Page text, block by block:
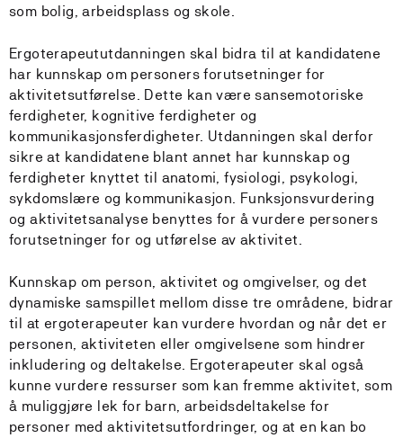
som bolig, arbeidsplass og skole.
Ergoterapeututdanningen skal bidra til at kandidatene
har kunnskap om personers forutsetninger for
aktivitetsutførelse. Dette kan være sansemotoriske
ferdigheter, kognitive ferdigheter og
kommunikasjonsferdigheter. Utdanningen skal derfor
sikre at kandidatene blant annet har kunnskap og
ferdigheter knyttet til anatomi, fysiologi, psykologi,
sykdomslære og kommunikasjon. Funksjonsvurdering
og aktivitetsanalyse benyttes for å vurdere personers
forutsetninger for og utførelse av aktivitet.
Kunnskap om person, aktivitet og omgivelser, og det
dynamiske samspillet mellom disse tre områdene, bidrar
til at ergoterapeuter kan vurdere hvordan og når det er
personen, aktiviteten eller omgivelsene som hindrer
inkludering og deltakelse. Ergoterapeuter skal også
kunne vurdere ressurser som kan fremme aktivitet, som
å muliggjøre lek for barn, arbeidsdeltakelse for
personer med aktivitetsutfordringer, og at en kan bo